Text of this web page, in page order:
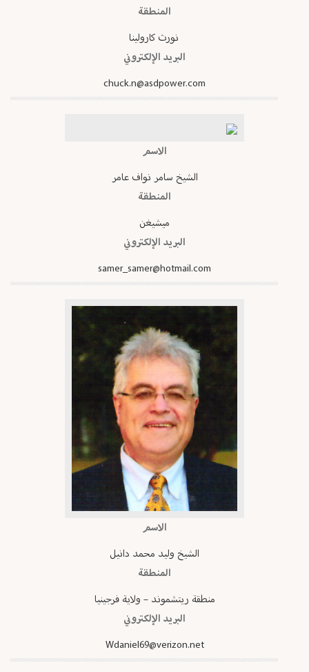
المنطقة
نورث كارولينا
البريد الإلكتروني
chuck.n@asdpower.com
الاسم
الشيخ سامر نواف عامر
المنطقة
ميشيغن
البريد الإلكتروني
samer_samer@hotmail.com
الاسم
الشيخ وليد محمد دانيل
المنطقة
منطقة ريتشموند – ولاية فرجينيا
البريد الإلكتروني
Wdaniel69@verizon.net